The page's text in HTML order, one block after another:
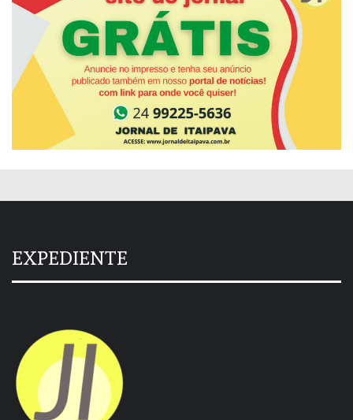
EXPEDIENTE